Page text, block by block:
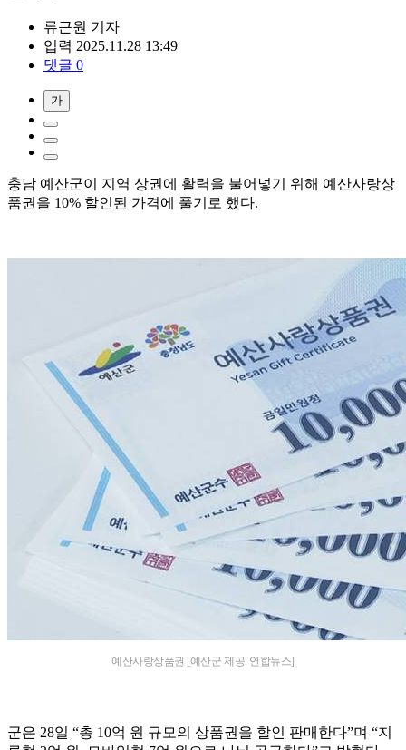
류근원 기자
입력 2025.11.28 13:49
댓글 0
가
충남 예산군이 지역 상권에 활력을 불어넣기 위해 예산사랑상
품권을 10% 할인된 가격에 풀기로 했다.
예산사랑상품권 [예산군 제공. 연합뉴스]
군은 28일 “총 10억 원 규모의 상품권을 할인 판매한다”며 “지